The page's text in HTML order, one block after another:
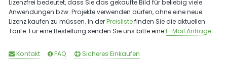
Lizenzfrei bedeutet, dass Sie das gekaufte Bild für beliebig viele
Anwendungen bzw. Projekte verwenden dürfen, ohne eine neue
Lizenz kaufen zu müssen. In derPreislistefinden Sie die aktuellen
Tarife. Für eine Bestellung senden Sie uns bitte eineE-Mail Anfrage.
Kontakt FAQ Sicheres Einkaufen